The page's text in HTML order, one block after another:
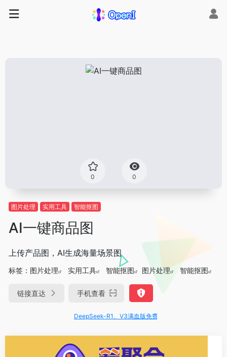
0 0
图片处理 实用工具 智能抠图
AI一键商品图
上传产品图，AI生成海量场景图
标签： 图片处理 实用工具 智能抠图 图片处理 智能抠图
链接直达 手机查看
DeepSeek-R1、V3满血版免费用！- 字节Trae即可编程又可